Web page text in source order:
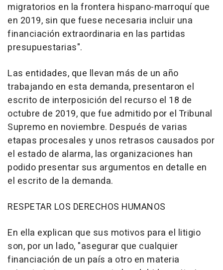
migratorios en la frontera hispano-marroquí que
en 2019, sin que fuese necesaria incluir una
financiación extraordinaria en las partidas
presupuestarias".
Las entidades, que llevan más de un año
trabajando en esta demanda, presentaron el
escrito de interposición del recurso el 18 de
octubre de 2019, que fue admitido por el Tribunal
Supremo en noviembre. Después de varias
etapas procesales y unos retrasos causados por
el estado de alarma, las organizaciones han
podido presentar sus argumentos en detalle en
el escrito de la demanda.
RESPETAR LOS DERECHOS HUMANOS
En ella explican que sus motivos para el litigio
son, por un lado, "asegurar que cualquier
financiación de un país a otro en materia